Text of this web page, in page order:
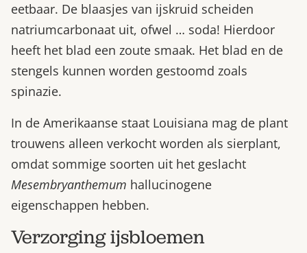
eetbaar. De blaasjes van ijskruid scheiden
natriumcarbonaat uit, ofwel … soda! Hierdoor
heeft het blad een zoute smaak. Het blad en de
stengels kunnen worden gestoomd zoals
spinazie.
In de Amerikaanse staat Louisiana mag de plant
trouwens alleen verkocht worden als sierplant,
omdat sommige soorten uit het geslacht
Mesembryanthemum hallucinogene
eigenschappen hebben.
Verzorging ijsbloemen